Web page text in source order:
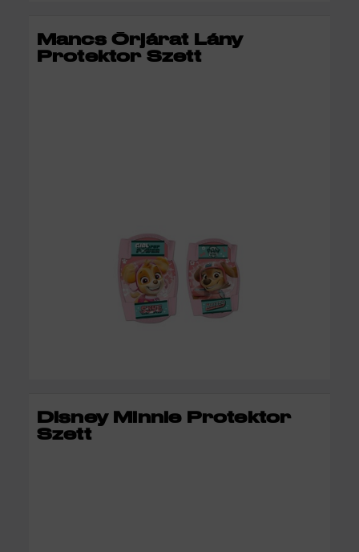
KOSÁRBA
Mancs Őrjárat Lány
Protektor Szett
KOSÁRBA
Disney Minnie Protektor
Szett